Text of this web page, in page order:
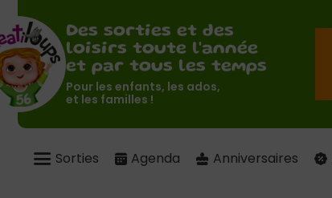
Des sorties et des
loisirs toute l'année
et par tous les temps
Pour les enfants, les ados,
et les familles !
Sorties Agenda Anniversaires